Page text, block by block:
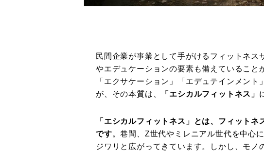
民間企業が事業として手がけるフィットネス
やエデュケーションの要素も備えていること
「エクサケーション」「エデュテインメン
が、その本質は、
「エシカルフィットネス」
「エシカルフィットネス」とは、フィット
です。巷間、Z世代やミレニアル世代を中心
ジワリと広がってきています。しかし、モノ